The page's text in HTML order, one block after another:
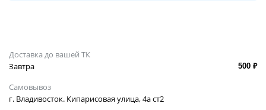
Доставка до вашей ТК
Завтра
500 ₽
Самовывоз
г. Владивосток. Кипарисовая улица, 4а ст2